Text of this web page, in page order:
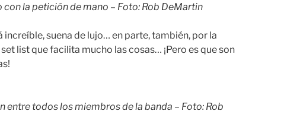
con la petición de mano – Foto: Rob DeMartin
increíble, suena de lujo… en parte, también, por la
list que facilita mucho las cosas… ¡Pero es que son
entre todos los miembros de la banda – Foto: Rob